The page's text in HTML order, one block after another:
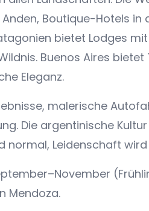
Boutique-Hotels
bietet Lodges
Buenos Aires
Eleganz.
malerische
Die argentinische
normal, Leidenschaft
Mendoza.